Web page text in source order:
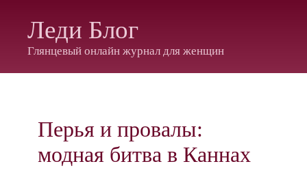
Леди Блог
Глянцевый онлайн журнал для женщин
Перья и провалы:
модная битва в Каннах